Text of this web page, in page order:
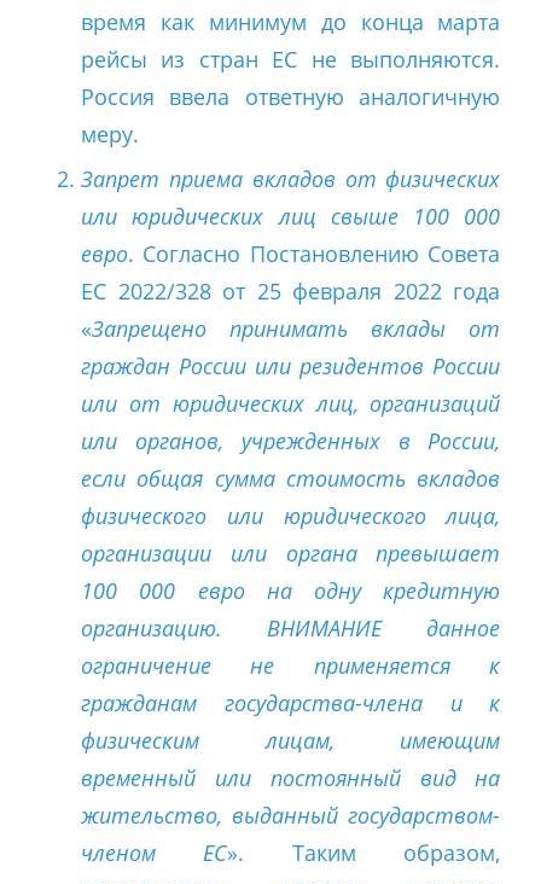
время как минимум до конца марта
рейсы из стран ЕС не выполняются.
Россия ввела ответную аналогичную
меру.
Запрет приема вкладов от физических
или юридических лиц свыше 100 000
евро. Согласно Постановлению Совета
ЕС 2022/328 от 25 февраля 2022 года
«Запрещено принимать вклады от
граждан России или резидентов России
или от юридических лиц, организаций
или органов, учрежденных в России,
если общая сумма стоимость вкладов
физического или юридического лица,
организации или органа превышает
100 000 евро на одну кредитную
организацию. ВНИМАНИЕ данное
ограничение не применяется к
гражданам государства-члена и к
физическим лицам, имеющим
временный или постоянный вид на
жительство, выданный государством-
членом ЕС». Таким образом,